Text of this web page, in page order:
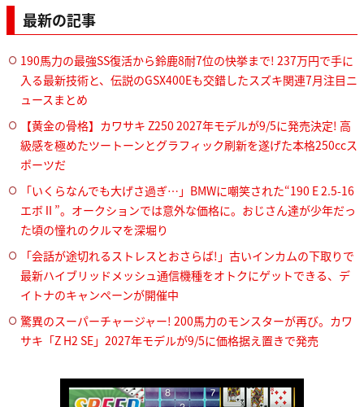
最新の記事
190馬力の最強SS復活から鈴鹿8耐7位の快挙まで! 237万円で手に
入る最新技術と、伝説のGSX400Eも交錯したスズキ関連7月注目ニ
ュースまとめ
【黄金の骨格】カワサキ Z250 2027年モデルが9/5に発売決定! 高
級感を極めたツートーンとグラフィック刷新を遂げた本格250ccス
ポーツだ
「いくらなんでも大げさ過ぎ…」BMWに嘲笑された“190 E 2.5-16
エボⅡ”。オークションでは意外な価格に。おじさん達が少年だっ
た頃の憧れのクルマを深堀り
「会話が途切れるストレスとおさらば!」古いインカムの下取りで
最新ハイブリッドメッシュ通信機種をオトクにゲットできる、デ
イトナのキャンペーンが開催中
驚異のスーパーチャージャー! 200馬力のモンスターが再び。カワ
サキ「Z H2 SE」2027年モデルが9/5に価格据え置きで発売